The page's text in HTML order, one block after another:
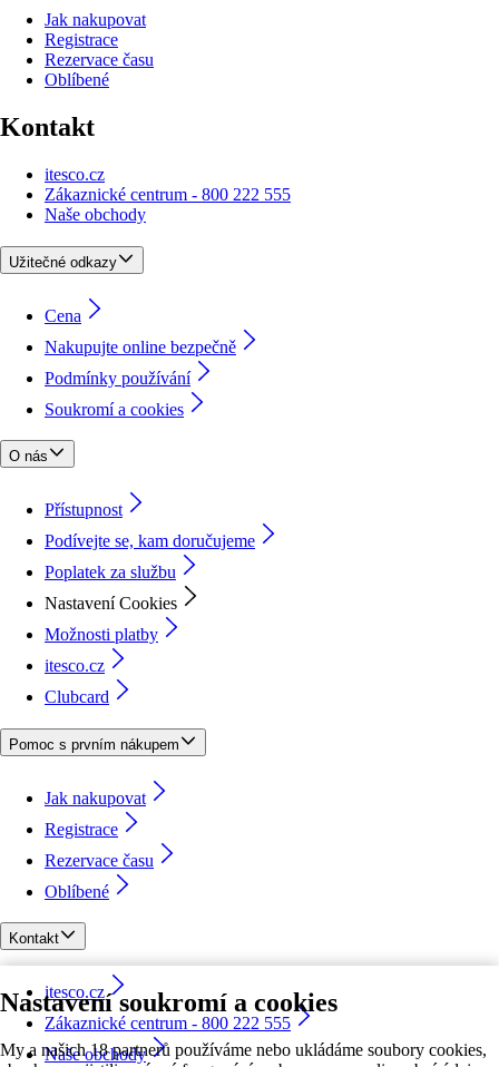
Nastavení soukromí a cookies
My a našich 18 partnerů používáme nebo ukládáme soubory cookies,
Jak nakupovat
Registrace
Rezervace času
Oblíbené
Kontakt
itesco.cz
Zákaznické centrum - 800 222 555
Naše obchody
Užitečné odkazy
Cena
Nakupujte online bezpečně
Podmínky používání
Soukromí a cookies
O nás
Přístupnost
Podívejte se, kam doručujeme
Poplatek za službu
Nastavení Cookies
Možnosti platby
itesco.cz
Clubcard
Pomoc s prvním nákupem
Jak nakupovat
Registrace
Rezervace času
Oblíbené
Kontakt
itesco.cz
Zákaznické centrum - 800 222 555
Naše obchody